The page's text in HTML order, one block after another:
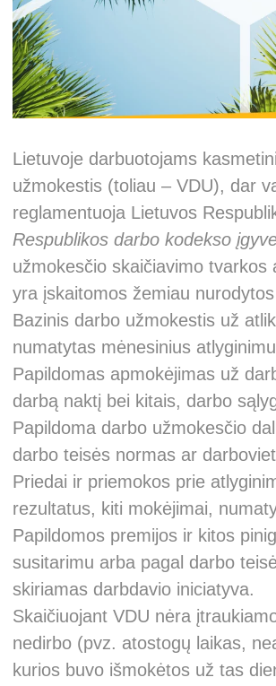
Lietuvoje darbuotojams
užmokestis (toliau – VDU), dar
reglamentuoja Lietuvos
Respublikos darbo kodekso
užmokesčio skaičiavimo tvarkos
yra įskaitomos žemiau
Bazinis darbo užmokestis už
numatytas mėnesinius
Papildomas apmokėjimas už
darbą naktį bei kitais, darbo
Papildoma darbo užmokesčio
darbo teisės normas ar
Priedai ir priemokos prie
rezultatus, kiti mokėjimai,
Papildomos premijos ir kitos
susitarimu arba pagal darbo
skiriamas darbdavio iniciatyva.
Skaičiuojant VDU nėra
nedirbo (pvz. atostogų laikas,
kurios buvo išmokėtos už tas